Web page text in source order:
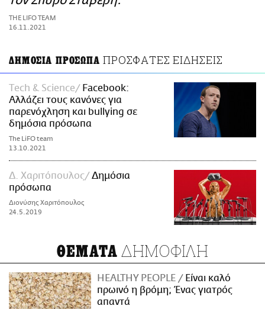
ΑΜΠΑ
PRINT
THE LIFO TEAM
16.11.2021
ΔΗΜΟΣΙΑ ΠΡΟΣΩΠΑ ΠΡΟΣΦΑΤΕΣ ΕΙΔΗΣΕΙΣ
Τech & Science
Facebook:
Αλλάζει τους κανόνες για
παρενόχληση και bullying σε
δημόσια πρόσωπα
The LiFO team
13.10.2021
Δ. Χαριτόπουλος
Δημόσια
πρόσωπα
Διονύσης Χαριτόπουλος
24.5.2019
ΘΕΜΑΤΑ ΔΗΜΟΦΙΛΗ
HEALTHY PEOPLE
Είναι καλό
πρωινό η βρόμη; Ένας γιατρός
απαντά